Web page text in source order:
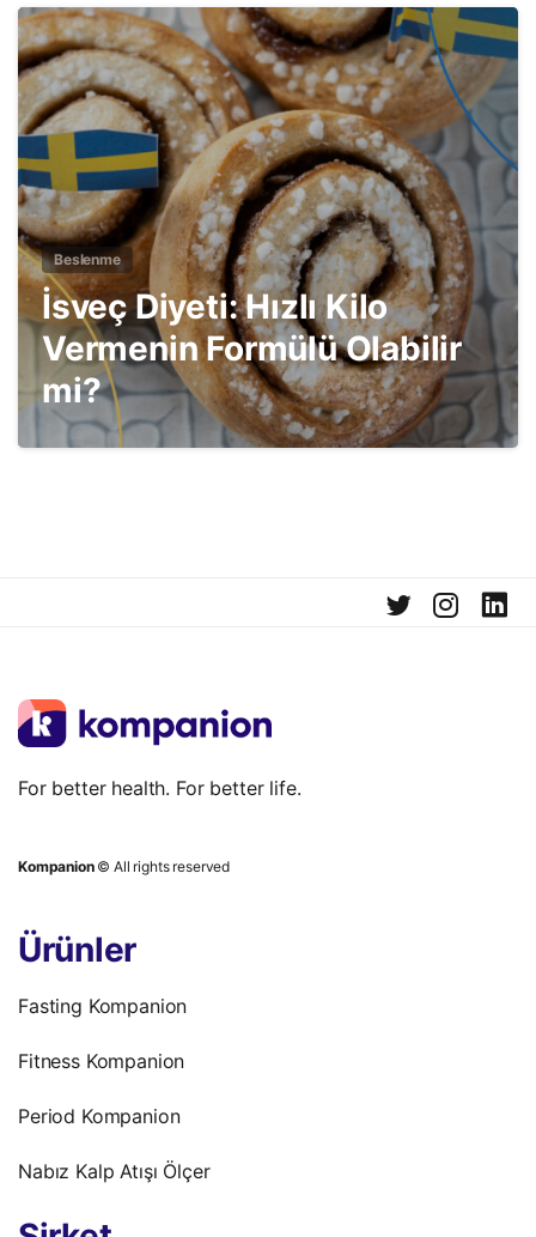
Beslenme
İsveç Diyeti: Hızlı Kilo
Vermenin Formülü Olabilir
mi?
For better health. For better life.
Kompanion© All rights reserved
Ürünler
Fasting Kompanion
Fitness Kompanion
Period Kompanion
Nabız Kalp Atışı Ölçer